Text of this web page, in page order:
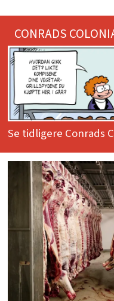
CONRADS
Se tidligere Conrads